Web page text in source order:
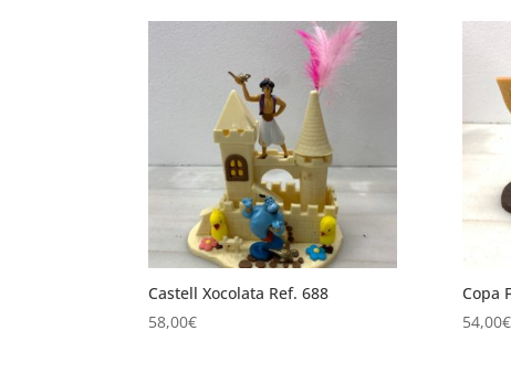
Castell Xocolata Ref. 688
58,00€
Copa
54,00€